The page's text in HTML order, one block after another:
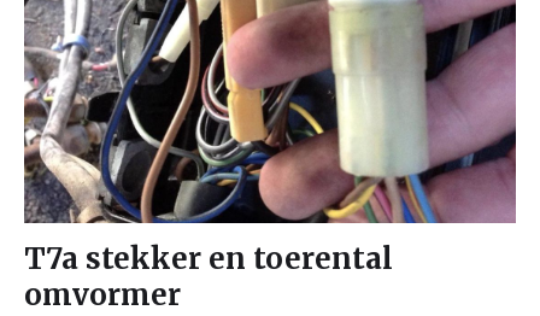
T7a stekker en toerental
omvormer